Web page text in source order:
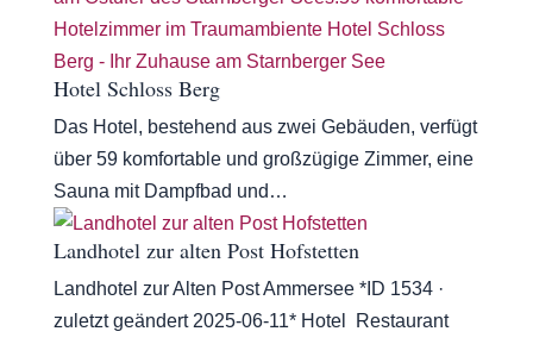
Hotel Schloss Berg
Das Hotel, bestehend aus zwei Gebäuden, verfügt
über 59 komfortable und großzügige Zimmer, eine
Sauna mit Dampfbad und…
Landhotel zur alten Post Hofstetten
Landhotel zur Alten Post Ammersee *ID 1534 ·
zuletzt geändert 2025-06-11* Hotel Restaurant